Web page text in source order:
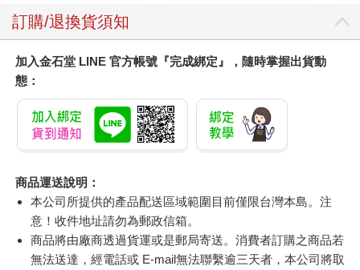
訂購/退換貨須知
加入金石堂 LINE 官方帳號『完成綁定』，隨時掌握出貨動
態：
商品運送說明：
本公司所提供的產品配送區域範圍目前僅限台灣本島。注
意！收件地址請勿為郵政信箱。
商品將由廠商透過貨運或是郵局寄送。消費者訂購之商品若
無法送達，經電話或 E-mail無法聯繫逾三天者，本公司將取